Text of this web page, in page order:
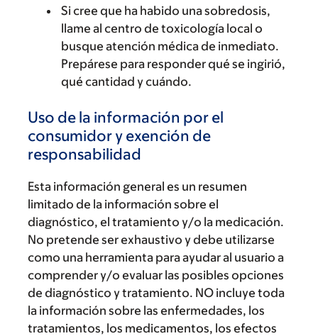
Si cree que ha habido una sobredosis,
llame al centro de toxicología local o
busque atención médica de inmediato.
Prepárese para responder qué se ingirió,
qué cantidad y cuándo.
Uso de la información por el
consumidor y exención de
responsabilidad
Esta información general es un resumen
limitado de la información sobre el
diagnóstico, el tratamiento y/o la medicación.
No pretende ser exhaustivo y debe utilizarse
como una herramienta para ayudar al usuario a
comprender y/o evaluar las posibles opciones
de diagnóstico y tratamiento. NO incluye toda
la información sobre las enfermedades, los
tratamientos, los medicamentos, los efectos